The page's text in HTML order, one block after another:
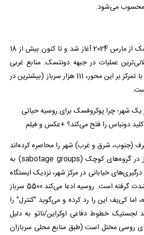
محسوب می‌شود.
حمله روسیه به پوکروفسک از مارس 2024 آغاز شد و تا کنون بیش از 18
عملیات در جبهه دونتسک. منابع غربی
مدعی هستند که روسیه با تمرکز بر این محور، 111 هزار سرباز (بیشترین در
(جنوب، شرق و غرب) شهر را محاصره کرده‌اند
و حدود 200-250 سرباز در گروه‌های کوچک (sabotage groups) به
خیابانی در مرکز شهر، نزدیک ایستگاه
راه‌آهن و محله ترویانا شدت گرفته است. روسیه ادعا می‌کند 5500 سرباز
اما کی‌یف این را رد کرده و می‌گوید "کنترل" را
خطوط دفاعی اوکراین/ناتو به دلیل
روسی مختل است (طبق منابع محلی سربازان